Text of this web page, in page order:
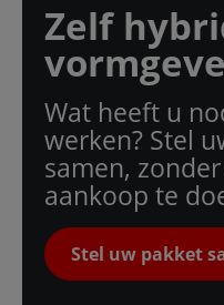
Zelf
Wat heeft u
werken? Stel
samen,
aankoop te
Stel uw pakket